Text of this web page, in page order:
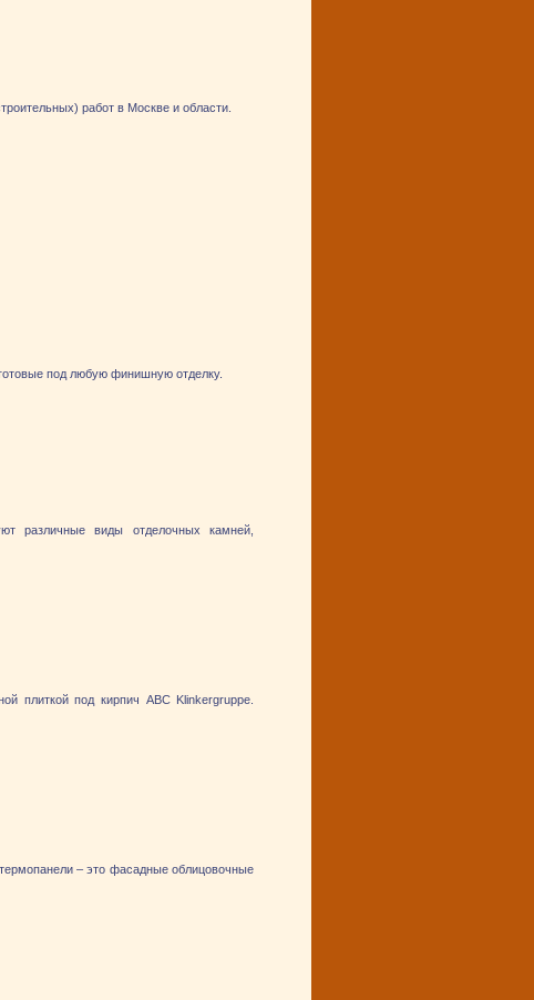
работ в Москве и области.
под любую финишную отделку.
различные виды отделочных камней,
плиткой под кирпич ABC Klinkergruppe.
– это фасадные облицовочные